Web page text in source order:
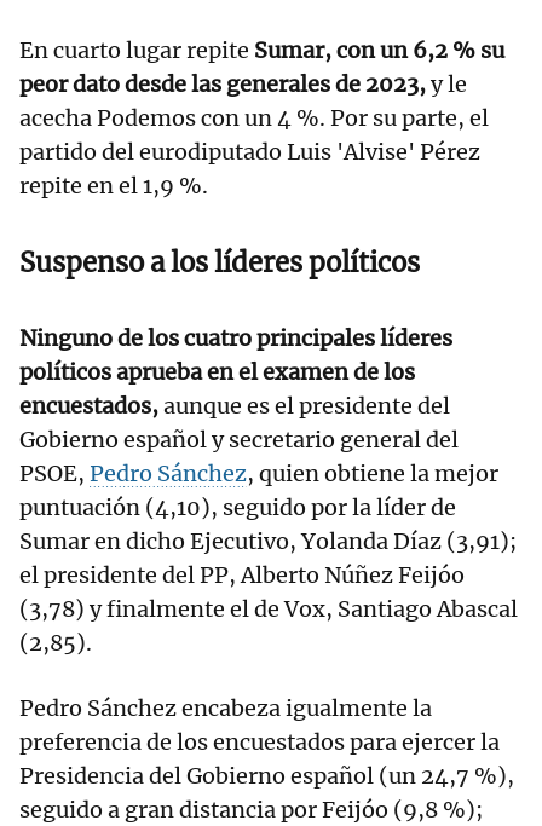
En cuarto lugar repite Sumar, con un 6,2 % su
peor dato desde las generales de 2023,y le
acecha Podemos con un 4 %. Por su parte, el
partido del eurodiputado Luis 'Alvise' Pérez
repite en el 1,9 %.
Suspenso a los líderes políticos
Ninguno de los cuatro principales líderes
políticos aprueba en el examen de los
encuestados,aunque es el presidente del
Gobierno español y secretario general del
PSOE, Pedro Sánchez, quien obtiene la mejor
puntuación (4,10), seguido por la líder de
Sumar en dicho Ejecutivo, Yolanda Díaz (3,91);
el presidente del PP, Alberto Núñez Feijóo
(3,78) y finalmente el de Vox, Santiago Abascal
(2,85).
Pedro Sánchez encabeza igualmente la
preferencia de los encuestados para ejercer la
Presidencia del Gobierno español (un 24,7 %),
seguido a gran distancia por Feijóo (9,8 %);